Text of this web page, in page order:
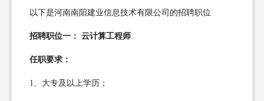
以下是河南南阳建业信息技术有限公司的招聘职位
招聘职位一： 云计算工程师
任职要求：
1、大专及以上学历；